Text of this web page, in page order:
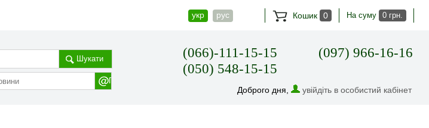
укр рус Кошик 0 На суму 0 грн.
Шукати
(066)-111-15-15
(050) 548-15-15
(097) 966-16-16
Доброго дня, увійдіть в особистий кабінет